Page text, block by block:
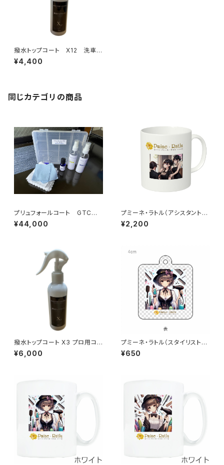
撥水トップコート X12 洗車仕
上げ用 150ml
¥4,400
同じカテゴリの商品
プリュフォールコート GTCコ
ーティング スターターキット
¥44,000
プミーネ・ラトル（アシスタント1）
両面印刷マグカップ
¥2,200
撥水トップコート X3 プロ用コ
ーティング仕上げ用 150ml
¥6,000
プミーネ・ラトル（スタイリスト）
アクキー
¥650